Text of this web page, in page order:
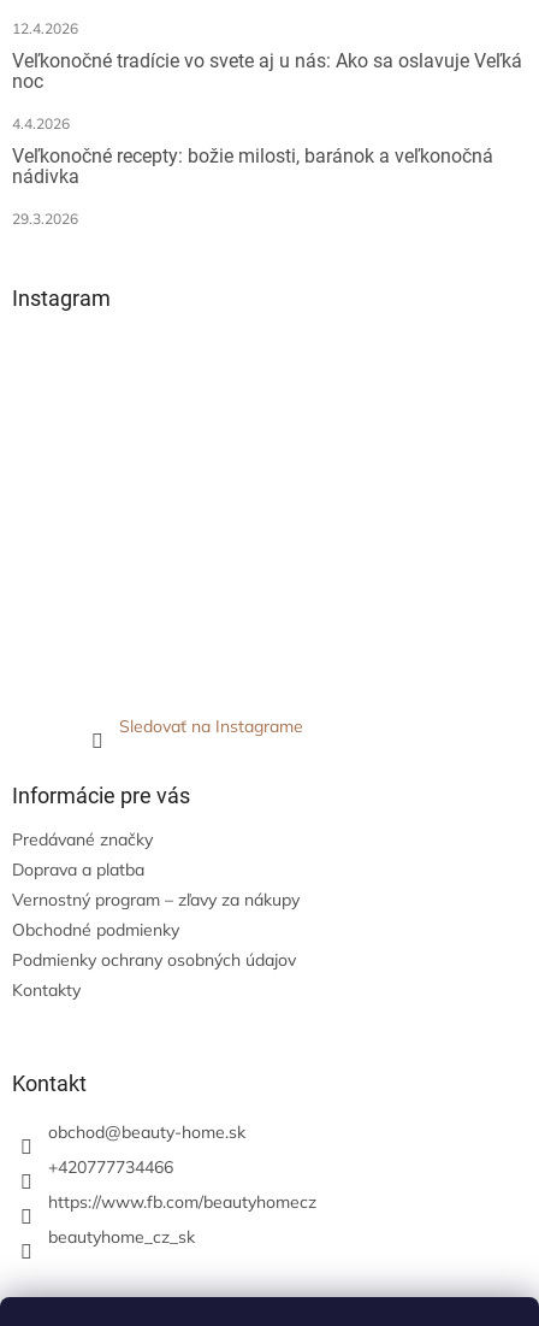
12.4.2026
Veľkonočné tradície vo svete aj u nás: Ako sa oslavuje Veľká
noc
4.4.2026
Veľkonočné recepty: božie milosti, baránok a veľkonočná
nádivka
29.3.2026
Instagram
Sledovať na Instagrame
Informácie pre vás
Predávané značky
Doprava a platba
Vernostný program – zľavy za nákupy
Obchodné podmienky
Podmienky ochrany osobných údajov
Kontakty
Kontakt
obchod@beauty-home.sk
+420777734466
https://www.fb.com/beautyhomecz
beautyhome_cz_sk